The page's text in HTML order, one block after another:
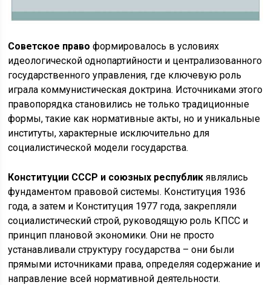
Советское право формировалось в условиях
идеологической однопартийности и централизованного
государственного управления, где ключевую роль
играла коммунистическая доктрина. Источниками этого
правопорядка становились не только традиционные
формы, такие как нормативные акты, но и уникальные
институты, характерные исключительно для
социалистической модели государства.
Конституции СССР и союзных республик являлись
фундаментом правовой системы. Конституция 1936
года, а затем и Конституция 1977 года, закрепляли
социалистический строй, руководящую роль КПСС и
принцип плановой экономики. Они не просто
устанавливали структуру государства – они были
прямыми источниками права, определяя содержание и
направление всей нормативной деятельности.